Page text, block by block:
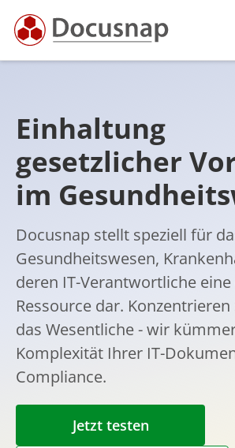
Einhaltung
gesetzlicher
im
Docusnap stellt speziell für
Gesundheitswesen,
deren IT-Verantwortliche eine
Ressource dar. Konzentrieren
das Wesentliche - wir
Komplexität Ihrer IT-
Compliance.
Jetzt testen